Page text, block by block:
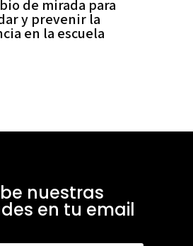
de mirada para
y prevenir la
en la escuela
nuestras
en tu email